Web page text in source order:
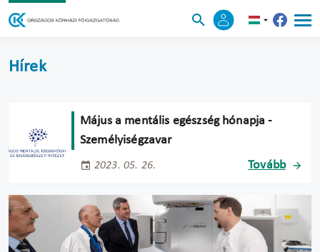
Hírek
Május a mentális egészség hónapja -
Személyiségzavar
2023. 05. 26. Tovább